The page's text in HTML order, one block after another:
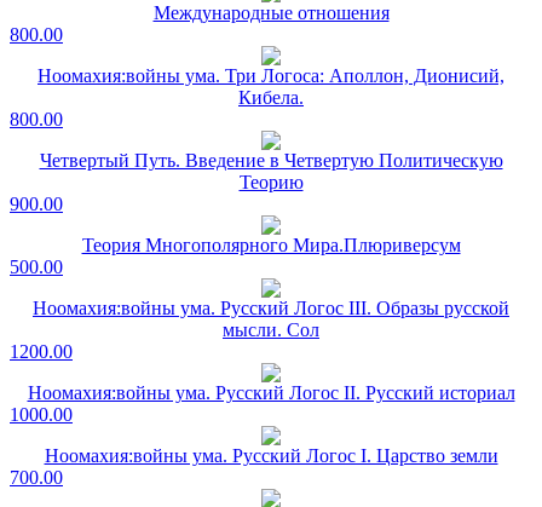
Международные отношения
800.00
Ноомахия:войны ума. Три Логоса: Аполлон, Дионисий,
Кибела.
800.00
Четвертый Путь. Введение в Четвертую Политическую
Теорию
900.00
Теория Многополярного Мира.Плюриверсум
500.00
Ноомахия:войны ума. Русский Логос III. Образы русской
мысли. Сол
1200.00
Ноомахия:войны ума. Русский Логос II. Русский историал
1000.00
Ноомахия:войны ума. Русский Логос I. Царство земли
700.00